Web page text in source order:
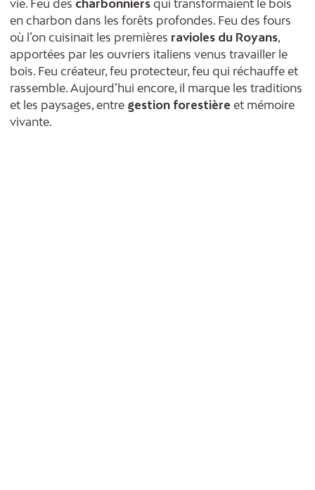
vie. Feu des charbonniersqui transformaient le bois
en charbon dans les forêts profondes. Feu des fours
où l’on cuisinait les premières ravioles du Royans,
apportées par les ouvriers italiens venus travailler le
bois. Feu créateur, feu protecteur, feu qui réchauffe et
rassemble. Aujourd’hui encore, il marque les traditions
et les paysages, entre gestion forestière et mémoire
vivante.